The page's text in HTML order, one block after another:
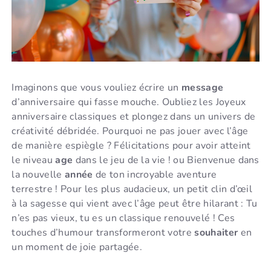
Imaginons que vous vouliez écrire un message
d’anniversaire qui fasse mouche. Oubliez les Joyeux
anniversaire classiques et plongez dans un univers de
créativité débridée. Pourquoi ne pas jouer avec l’âge
de manière espiègle ? Félicitations pour avoir atteint
le niveauage dans le jeu de la vie ! ou Bienvenue dans
la nouvelleannée de ton incroyable aventure
terrestre ! Pour les plus audacieux, un petit clin d’œil
à la sagesse qui vient avec l’âge peut être hilarant : Tu
n’es pas vieux, tu es un classique renouvelé ! Ces
touches d’humour transformeront votresouhaiter en
un moment de joie partagée.